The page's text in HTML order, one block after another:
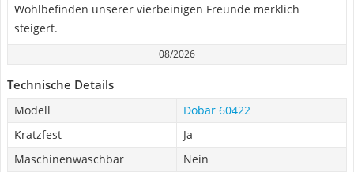
Wohlbefinden unserer vierbeinigen Freunde merklich
steigert.
08/2026
Technische Details
Modell
Dobar 60422
Kratzfest
Ja
Maschinenwaschbar
Nein